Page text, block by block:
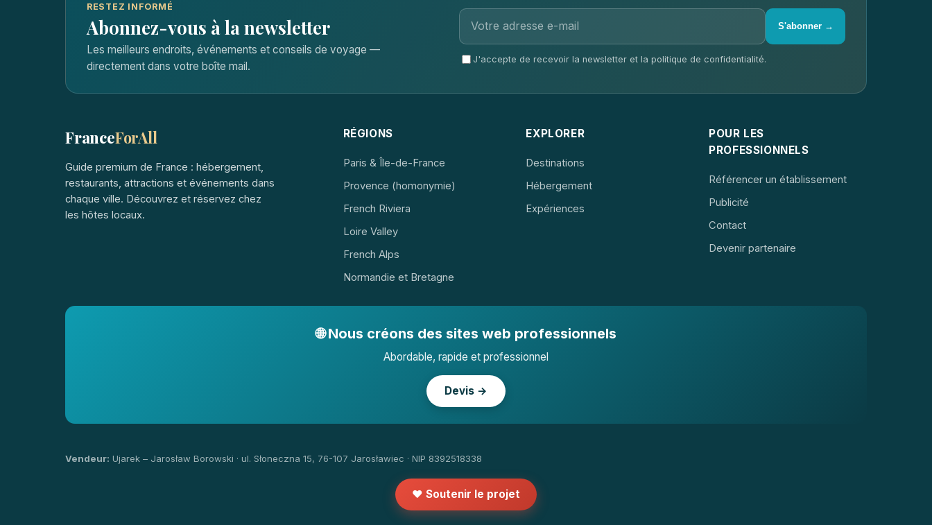
RESTEZ INFORMÉ
Abonnez-vous à la newsletter
Les meilleurs endroits, événements et conseils de voyage —
directement dans votre boîte mail.
S'abonner →
J'accepte de recevoir la newsletter et la politique de confidentialité.
FranceForAll
Guide premium de France : hébergement,
restaurants, attractions et événements dans
chaque ville. Découvrez et réservez chez
les hôtes locaux.
RÉGIONS
Paris & Île-de-France
Provence (homonymie)
French Riviera
Loire Valley
French Alps
Normandie et Bretagne
EXPLORER
Destinations
Hébergement
Expériences
POUR LES
PROFESSIONNELS
Référencer un établissement
Publicité
Contact
Devenir partenaire
🌐 Nous créons des sites web professionnels
Abordable, rapide et professionnel
Devis →
Vendeur: Ujarek – Jarosław Borowski · ul. Słoneczna 15, 76-107 Jarosławiec · NIP 8392518338
❤️ Soutenir le projet